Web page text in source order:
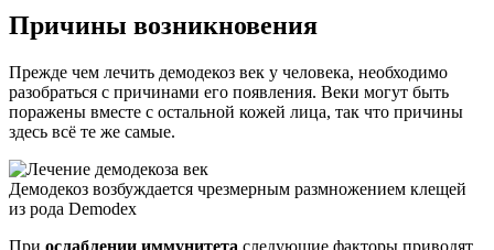
Причины возникновения
Прежде чем лечить демодекоз век у человека, необходимо
разобраться с причинами его появления. Веки могут быть
поражены вместе с остальной кожей лица, так что причины
здесь всё те же самые.
Демодекоз возбуждается чрезмерным размножением клещей
из рода Demodex
При ослаблении иммунитета следующие факторы приводят